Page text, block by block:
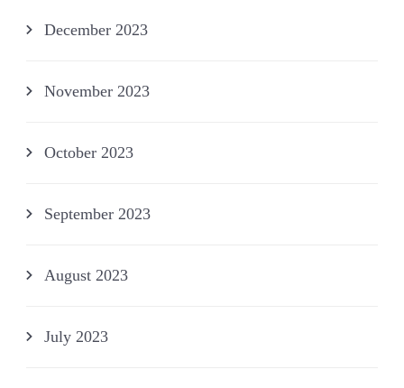
December 2023
November 2023
October 2023
September 2023
August 2023
July 2023